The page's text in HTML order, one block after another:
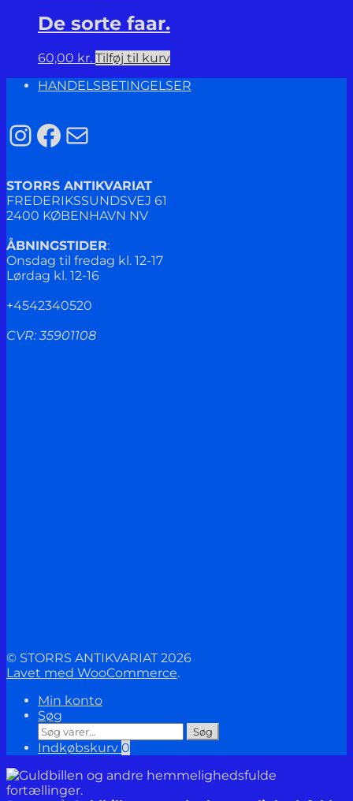
De sorte faar.
60,00 kr. Tilføj til kurv
HANDELSBETINGELSER
Instagram
Facebook
Mail
STORRS ANTIKVARIAT
FREDERIKSSUNDSVEJ 61
2400 KØBENHAVN NV
ÅBNINGSTIDER:
Onsdag til fredag kl. 12-17
Lørdag kl. 12-16
+4542340520
CVR: 35901108
© STORRS ANTIKVARIAT 2026
Lavet med WooCommerce.
Min konto
Søg
Søg
efter:
Søg
Indkøbskurv 0